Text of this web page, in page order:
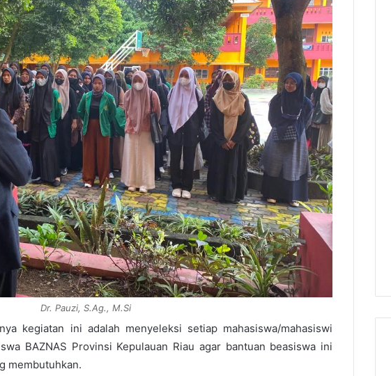
Dr. Pauzi, S.Ag., M.Si
kegiatan ini adalah menyeleksi setiap mahasiswa/mahasiswi
BAZNAS Provinsi Kepulauan Riau agar bantuan beasiswa ini
membutuhkan.